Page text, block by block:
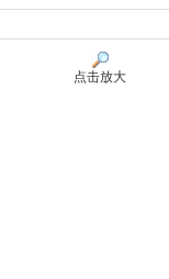
点击放大